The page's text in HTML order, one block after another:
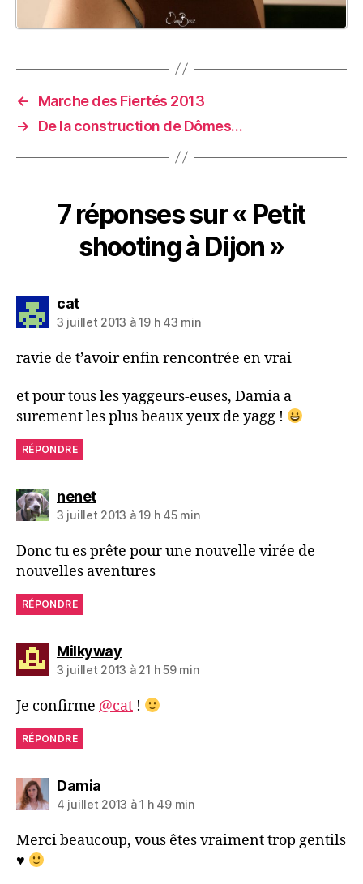
←
Marche des Fiertés 2013
→
De la construction de Dômes…
7 réponses sur « Petit
shooting à Dijon »
catdit :
3 juillet 2013 à 19 h 43 min
ravie de t’avoir enfin rencontrée en vrai
et pour tous les yaggeurs-euses, Damia a
surement les plus beaux yeux de yagg !
RÉPONDRE
nenetdit :
3 juillet 2013 à 19 h 45 min
Donc tu es prête pour une nouvelle virée de
nouvelles aventures
RÉPONDRE
Milkywaydit :
3 juillet 2013 à 21 h 59 min
Je confirme @cat !
RÉPONDRE
Damiadit :
4 juillet 2013 à 1 h 49 min
Merci beaucoup, vous êtes vraiment trop gentils
♥